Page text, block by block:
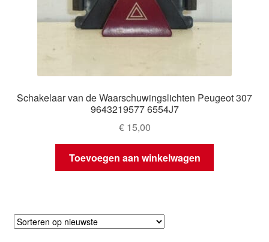
Schakelaar van de Waarschuwingslichten Peugeot 307
9643219577 6554J7
€15,00
Toevoegen aan winkelwagen